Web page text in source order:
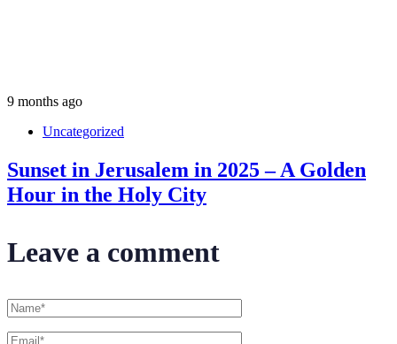
9 months ago
Uncategorized
Sunset in Jerusalem in 2025 – A Golden
Hour in the Holy City
Leave a comment